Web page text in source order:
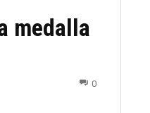
medalla
0